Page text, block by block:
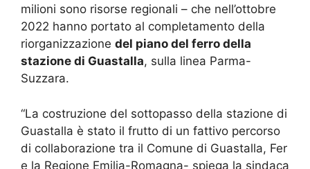
milioni sono risorse regionali – che nell’ottobre
2022 hanno portato al completamento della
riorganizzazione del piano del ferro della
stazione di Guastalla, sulla linea Parma-
Suzzara.
“La costruzione del sottopasso della stazione di
Guastalla è stato il frutto di un fattivo percorso
di collaborazione tra il Comune di Guastalla, Fer
e la Regione Emilia-Romagna- spiega la sindaca